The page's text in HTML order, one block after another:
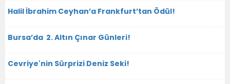
Halil İbrahim Ceyhan’a Frankfurt’tan Ödül!
Bursa’da 2. Altın Çınar Günleri!
Cevriye'nin Sürprizi Deniz Seki!